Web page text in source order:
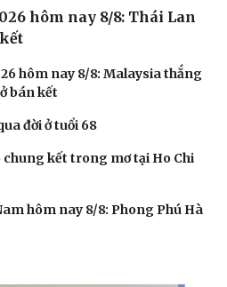
hôm nay 8/8: Thái Lan
hôm nay 8/8: Malaysia thắng
bán kết
đời ở tuổi 68
kết trong mơ tại Ho Chi
hôm nay 8/8: Phong Phú Hà